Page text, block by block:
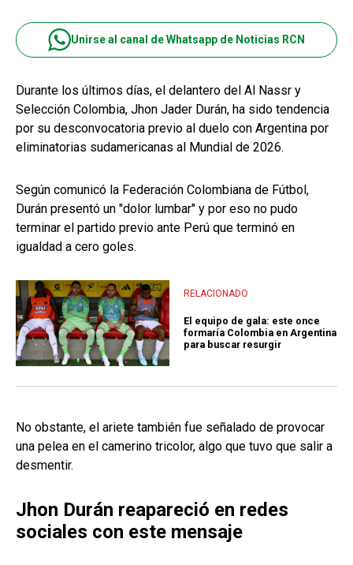
Unirse al canal de Whatsapp de Noticias RCN
Durante los últimos días, el delantero del Al Nassr y
Selección Colombia, Jhon Jader Durán, ha sido tendencia
por su desconvocatoria previo al duelo con Argentina por
eliminatorias sudamericanas al Mundial de 2026.
Según comunicó la Federación Colombiana de Fútbol,
Durán presentó un "dolor lumbar" y por eso no pudo
terminar el partido previo ante Perú que terminó en
igualdad a cero goles.
RELACIONADO
El equipo de gala: este once
formaría Colombia en Argentina
para buscar resurgir
No obstante, el ariete también fue señalado de provocar
una pelea en el camerino tricolor, algo que tuvo que salir a
desmentir.
Jhon Durán reapareció en redes
sociales con este mensaje